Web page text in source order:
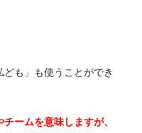
も」も使うことができ
ームを意味しますが、